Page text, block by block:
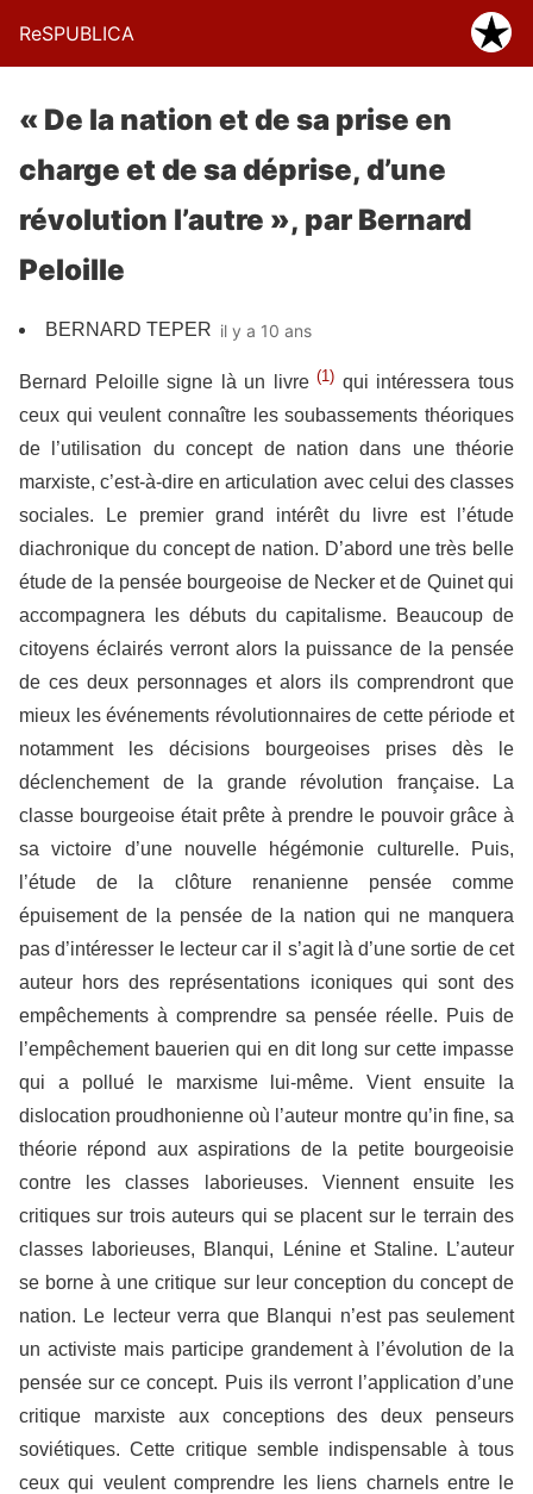
ReSPUBLICA
« De la nation et de sa prise en
charge et de sa déprise, d’une
révolution l’autre », par Bernard
Peloille
BERNARD TEPER il y a 10 ans
Bernard Peloille signe là un livre(1) qui intéressera tous
ceux qui veulent connaître les soubassements théoriques
de l’utilisation du concept de nation dans une théorie
marxiste, c’est-à-dire en articulation avec celui des classes
sociales. Le premier grand intérêt du livre est l’étude
diachronique du concept de nation. D’abord une très belle
étude de la pensée bourgeoise de Necker et de Quinet qui
accompagnera les débuts du capitalisme. Beaucoup de
citoyens éclairés verront alors la puissance de la pensée
de ces deux personnages et alors ils comprendront que
mieux les événements révolutionnaires de cette période et
notamment les décisions bourgeoises prises dès le
déclenchement de la grande révolution française. La
classe bourgeoise était prête à prendre le pouvoir grâce à
sa victoire d’une nouvelle hégémonie culturelle. Puis,
l’étude de la clôture renanienne pensée comme
épuisement de la pensée de la nation qui ne manquera
pas d’intéresser le lecteur car il s’agit là d’une sortie de cet
auteur hors des représentations iconiques qui sont des
empêchements à comprendre sa pensée réelle. Puis de
l’empêchement bauerien qui en dit long sur cette impasse
qui a pollué le marxisme lui-même. Vient ensuite la
dislocation proudhonienne où l’auteur montre qu’in fine, sa
théorie répond aux aspirations de la petite bourgeoisie
contre les classes laborieuses. Viennent ensuite les
critiques sur trois auteurs qui se placent sur le terrain des
classes laborieuses, Blanqui, Lénine et Staline. L’auteur
se borne à une critique sur leur conception du concept de
nation. Le lecteur verra que Blanqui n’est pas seulement
un activiste mais participe grandement à l’évolution de la
pensée sur ce concept. Puis ils verront l’application d’une
critique marxiste aux conceptions des deux penseurs
soviétiques. Cette critique semble indispensable à tous
ceux qui veulent comprendre les liens charnels entre le